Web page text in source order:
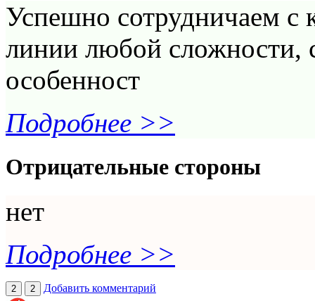
Успешно сотрудничаем с
линии любой сложности,
особенност
Подробнее >>
Отрицательные стороны
нет
Подробнее >>
2 2 Добавить комментарий